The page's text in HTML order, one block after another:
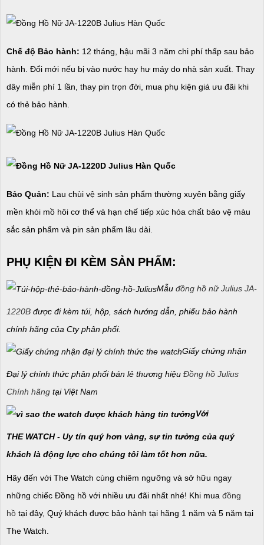
Chế độ Bảo hành: 12 tháng, hậu mãi 3 năm chi phí thấp sau bảo
hành. Đổi mới nếu bị vào nước hay hư máy do nhà sản xuất. Thay
dây miễn phí 1 lần, thay pin trọn đời, mua phụ kiện giá ưu đãi khi
có thẻ bảo hành.
Bảo Quản: Lau chùi vệ sinh sản phẩm thường xuyên bằng giấy
mền khỏi mồ hôi cơ thể và hạn chế tiếp xúc hóa chất bảo vệ màu
sắc sản phẩm và pin sản phẩm lâu dài.
PHỤ KIỆN ĐI KÈM SẢN PHẨM:
Mẫu đồng hồ nữ Julius JA-
1220B được đi kèm túi, hộp, sách hướng dẫn, phiếu bảo hành
chính hãng của Cty phân phối.
Giấy chứng nhận
Đại lý chính thức phân phối bán lẻ thương hiệu Đồng hồ Julius
Chính hãng tại Việt Nam
Với
THE WATCH - Uy tín quý hơn vàng, sự tin tưởng của quý
khách là động lực cho chúng tôi làm tốt hơn nữa.
Hãy đến với The Watch cùng chiêm ngưỡng và sở hữu ngay
những chiếc Đồng hồ với nhiều ưu đãi nhất nhé! Khi mua đồng
hồ tại đây, Quý khách được bảo hành tại hãng 1 năm và 5 năm tại
The Watch.